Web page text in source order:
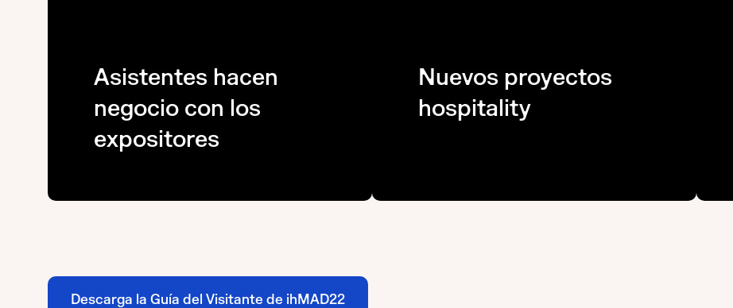
Asistentes hacen
negocio con los
expositores
Nuevos proyectos
hospitality
Descarga la Guía del Visitante de ihMAD22